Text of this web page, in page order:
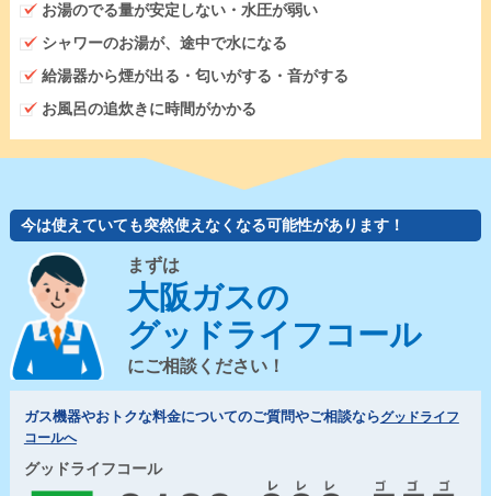
お湯のでる量が安定しない・水圧が弱い
シャワーのお湯が、途中で水になる
給湯器から煙が出る・匂いがする・音がする
お風呂の追炊きに時間がかかる
今は使えていても突然使えなくなる可能性があります！
まずは
大阪ガスの
グッドライフコール
にご相談ください！
ガス機器やおトクな料金についてのご質問やご相談ならグッドライフ
コールへ
グッドライフコール